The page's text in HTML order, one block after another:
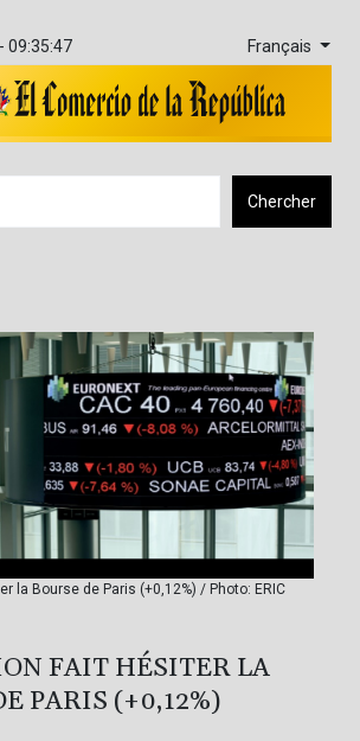
09:35:47 Français
Chercher
la Bourse de Paris (+0,12%) / Photo: ERIC
FAIT HÉSITER LA
PARIS (+0,12%)